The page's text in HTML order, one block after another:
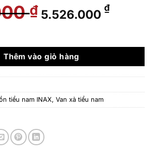
₫ Giá
gốc
6.130.000 ₫.
5.526.000 ₫Giá
là:
INAX OKUV-30SM số lượng
Thêm vào giỏ hàng
tiểu nam INAX, Van xả tiểu nam